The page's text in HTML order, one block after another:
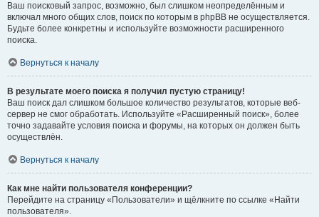
Ваш поисковый запрос, возможно, был слишком неопределённым и
включал много общих слов, поиск по которым в phpBB не осуществляется.
Будьте более конкретны и используйте возможности расширенного
поиска.
Вернуться к началу
В результате моего поиска я получил пустую страницу!
Ваш поиск дал слишком большое количество результатов, которые веб-
сервер не смог обработать. Используйте «Расширенный поиск», более
точно задавайте условия поиска и форумы, на которых он должен быть
осуществлён.
Вернуться к началу
Как мне найти пользователя конференции?
Перейдите на страницу «Пользователи» и щёлкните по ссылке «Найти
пользователя».